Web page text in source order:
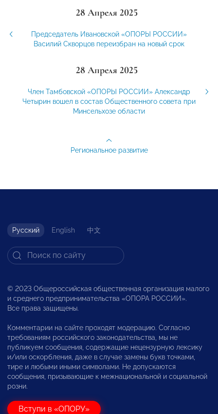
28 Апреля 2025
Председатель Ивановской «ОПОРЫ РОССИИ»
Василий Скворцов переизбран на новый срок
28 Апреля 2025
Член Тамбовской «ОПОРЫ РОССИИ» Александр
Четырин вошел в состав Общественного совета при
Минсельхозе области
Региональное развитие
Русский English 中文
© 2023 Общероссийская общественная организация малого
и среднего предпринимательства «ОПОРА РОССИИ».
Все права защищены.
Комментарии на сайте проходят модерацию. Согласно
требованиям российского законодательства, мы не
публикуем сообщения, содержащие нецензурную лексику
и/или оскорбления, даже в случае замены букв точками,
тире и любыми иными символами. Не допускаются
сообщения, призывающие к межнациональной и социальной
розни.
Вступи в «ОПОРУ»